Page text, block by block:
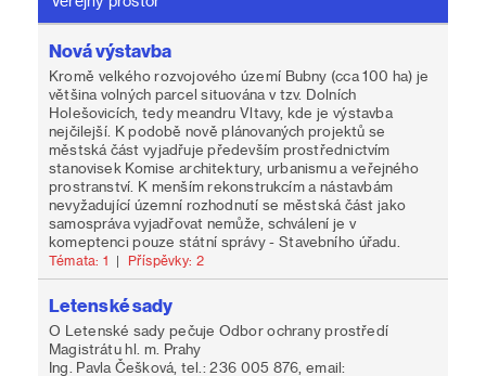
Nová výstavba
Kromě velkého rozvojového území Bubny (cca 100 ha) je
většina volných parcel situována v tzv. Dolních
Holešovicích, tedy meandru Vltavy, kde je výstavba
nejčilejší. K podobě nově plánovaných projektů se
městská část vyjadřuje především prostřednictvím
stanovisek Komise architektury, urbanismu a veřejného
prostranství. K menším rekonstrukcím a nástavbám
nevyžadující územní rozhodnutí se městská část jako
samospráva vyjadřovat nemůže, schválení je v
komeptenci pouze státní správy - Stavebního úřadu.
Témata: 1 | Příspěvky: 2
Letenské sady
O Letenské sady pečuje Odbor ochrany prostředí
Magistrátu hl. m. Prahy
Ing. Pavla Češková, tel.: 236 005 876, email: